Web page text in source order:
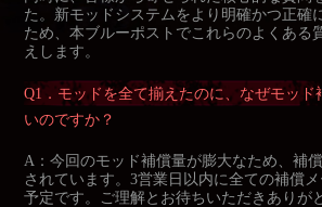
た。新モッドシステムをより明確かつ正確
ため、本ブルーポストでこれらのよくある
えします。
Q1．モッドを全て揃えたのに、なぜモッド
いのですか？
A：今回のモッド補償量が膨大なため、補
されています。3営業日以内に全ての補償
予定です。ご理解とお待ちいただきありが